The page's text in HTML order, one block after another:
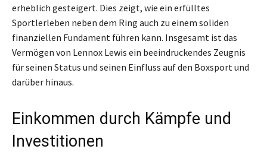
erheblich gesteigert. Dies zeigt, wie ein erfülltes
Sportlerleben neben dem Ring auch zu einem soliden
finanziellen Fundament führen kann. Insgesamt ist das
Vermögen von Lennox Lewis ein beeindruckendes Zeugnis
für seinen Status und seinen Einfluss auf den Boxsport und
darüber hinaus.
Einkommen durch Kämpfe und
Investitionen